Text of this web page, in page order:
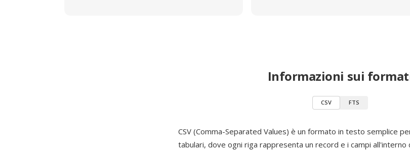
Informazioni sui
CSV FTS
CSV (Comma-Separated Values) è un formato in testo semplice
tabulari, dove ogni riga rappresenta un record e i campi all'interno